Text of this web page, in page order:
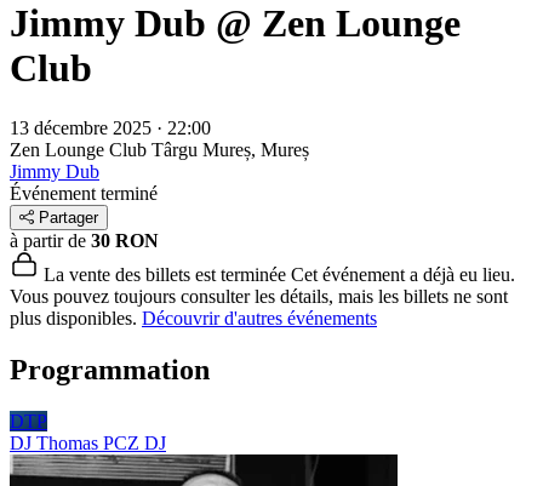
Jimmy Dub @ Zen Lounge
Club
13 décembre 2025 · 22:00
Zen Lounge Club Târgu Mureș, Mureș
Jimmy Dub
Événement terminé
Partager
à partir de 30 RON
La vente des billets est terminée Cet événement a déjà eu lieu.
Vous pouvez toujours consulter les détails, mais les billets ne sont
plus disponibles. Découvrir d'autres événements
Programmation
DTP
DJ Thomas PCZ DJ